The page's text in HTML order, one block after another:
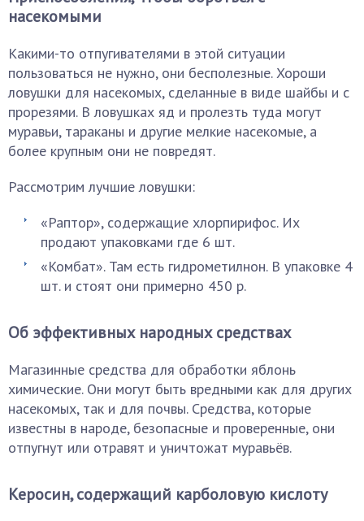
насекомыми
Какими-то отпугивателями в этой ситуации
пользоваться не нужно, они бесполезные. Хороши
ловушки для насекомых, сделанные в виде шайбы и с
прорезями. В ловушках яд и пролезть туда могут
муравьи, тараканы и другие мелкие насекомые, а
более крупным они не повредят.
Рассмотрим лучшие ловушки:
«Раптор», содержащие хлорпирифос. Их
продают упаковками где 6 шт.
«Комбат». Там есть гидрометилнон. В упаковке 4
шт. и стоят они примерно 450 р.
Об эффективных народных средствах
Магазинные средства для обработки яблонь
химические. Они могут быть вредными как для других
насекомых, так и для почвы. Средства, которые
известны в народе, безопасные и проверенные, они
отпугнут или отравят и уничтожат муравьёв.
Керосин, содержащий карболовую кислоту